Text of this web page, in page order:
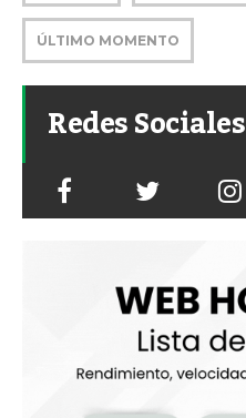
ÚLTIMO MOMENTO
Redes Sociales